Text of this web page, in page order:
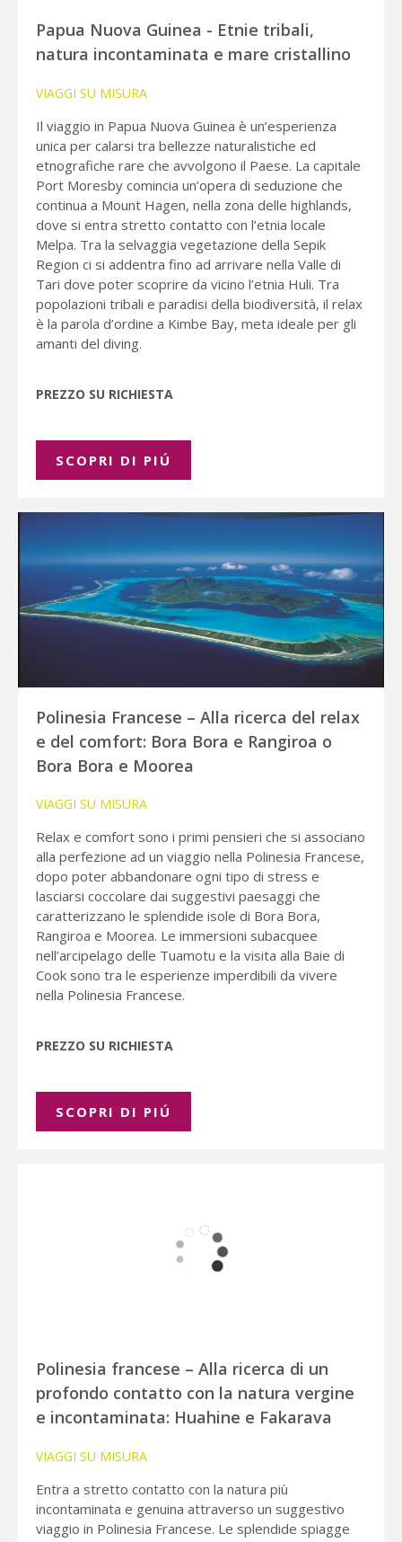
Papua Nuova Guinea - Etnie tribali,
natura incontaminata e mare cristallino
VIAGGI SU MISURA
Il viaggio in Papua Nuova Guinea è un’esperienza
unica per calarsi tra bellezze naturalistiche ed
etnografiche rare che avvolgono il Paese. La capitale
Port Moresby comincia un’opera di seduzione che
continua a Mount Hagen, nella zona delle highlands,
dove si entra stretto contatto con l’etnia locale
Melpa. Tra la selvaggia vegetazione della Sepik
Region ci si addentra fino ad arrivare nella Valle di
Tari dove poter scoprire da vicino l’etnia Huli. Tra
popolazioni tribali e paradisi della biodiversità, il relax
è la parola d’ordine a Kimbe Bay, meta ideale per gli
amanti del diving.
PREZZO SU RICHIESTA
SCOPRI DI PIÚ
Polinesia Francese – Alla ricerca del relax
e del comfort: Bora Bora e Rangiroa o
Bora Bora e Moorea
VIAGGI SU MISURA
Relax e comfort sono i primi pensieri che si associano
alla perfezione ad un viaggio nella Polinesia Francese,
dopo poter abbandonare ogni tipo di stress e
lasciarsi coccolare dai suggestivi paesaggi che
caratterizzano le splendide isole di Bora Bora,
Rangiroa e Moorea. Le immersioni subacquee
nell’arcipelago delle Tuamotu e la visita alla Baie di
Cook sono tra le esperienze imperdibili da vivere
nella Polinesia Francese.
PREZZO SU RICHIESTA
SCOPRI DI PIÚ
Polinesia francese – Alla ricerca di un
profondo contatto con la natura vergine
e incontaminata: Huahine e Fakarava
VIAGGI SU MISURA
Entra a stretto contatto con la natura più
incontaminata e genuina attraverso un suggestivo
viaggio in Polinesia Francese. Le splendide spiagge